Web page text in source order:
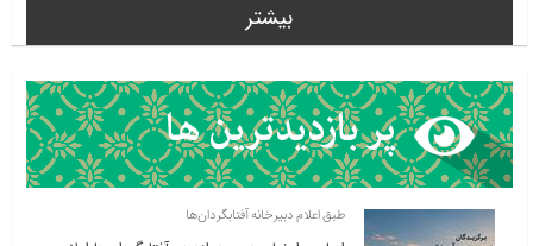
بیشتر
طبق اعلام دبیرخانه آفتابگردان‌ها